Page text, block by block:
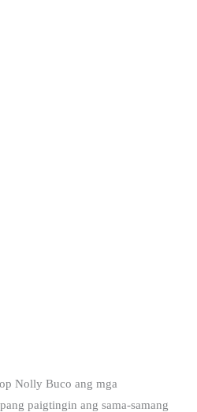
Nolly Buco ang mga
paigtingin ang sama-samang